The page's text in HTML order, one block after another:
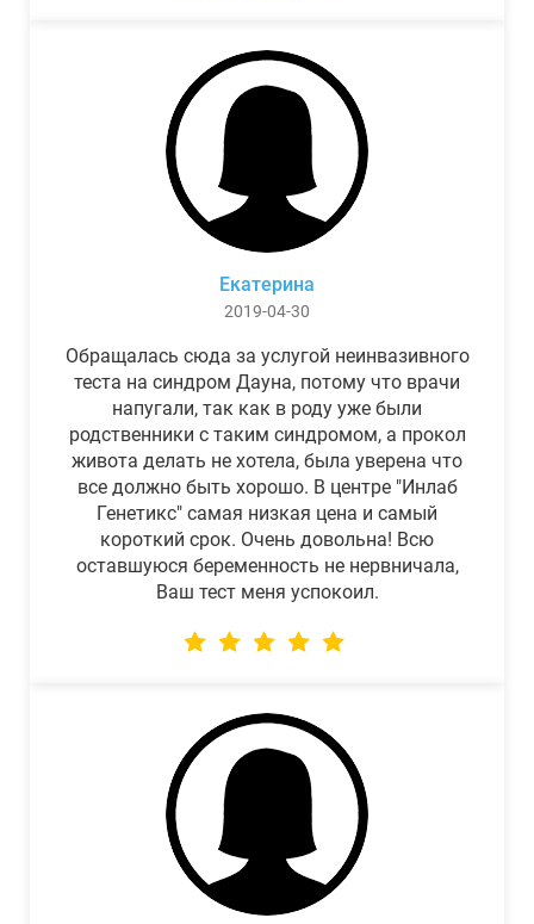
Екатерина
2019-04-30
Обращалась сюда за услугой неинвазивного
теста на синдром Дауна, потому что врачи
напугали, так как в роду уже были
родственники с таким синдромом, а прокол
живота делать не хотела, была уверена что
все должно быть хорошо. В центре "Инлаб
Генетикс" самая низкая цена и самый
короткий срок. Очень довольна! Всю
оставшуюся беременность не нервничала,
Ваш тест меня успокоил.